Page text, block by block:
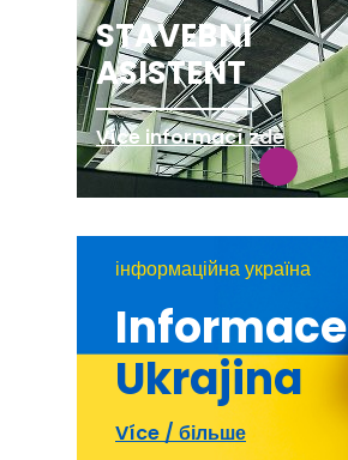
STAVEBNÍ
ASISTENT
Více informací zde
інформаційна україна
Informace
Ukrajina
Více / більше